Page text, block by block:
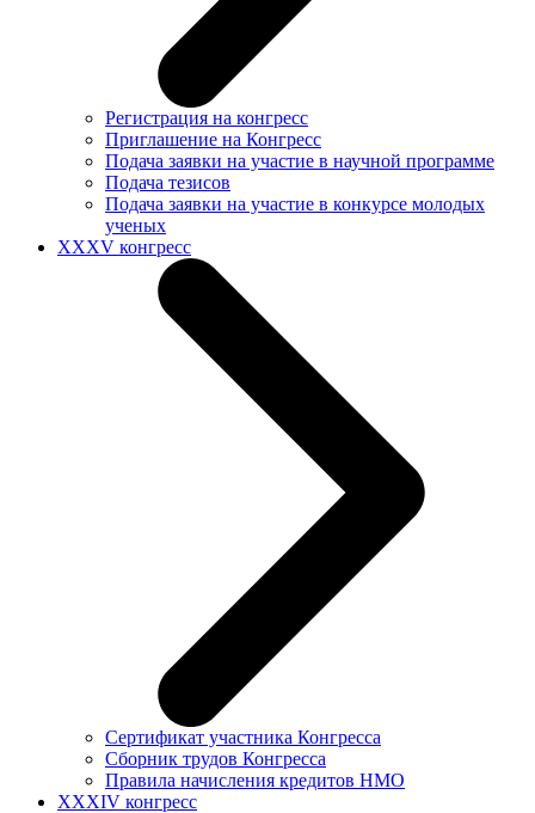
Регистрация на конгресс
Приглашение на Конгресс
Подача заявки на участие в научной программе
Подача тезисов
Подача заявки на участие в конкурсе молодых
ученых
XXXV конгресс
Сертификат участника Конгресса
Сборник трудов Конгресса
Правила начисления кредитов НМО
XXXIV конгресс